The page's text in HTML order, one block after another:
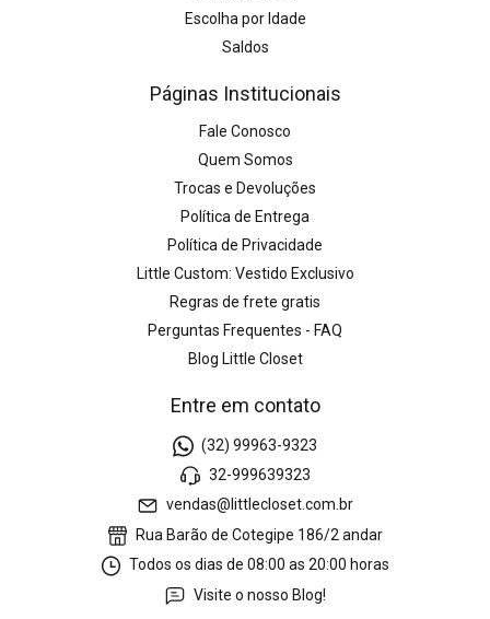
Escolha por Idade
Saldos
Páginas Institucionais
Fale Conosco
Quem Somos
Trocas e Devoluções
Política de Entrega
Política de Privacidade
Little Custom: Vestido Exclusivo
Regras de frete gratis
Perguntas Frequentes - FAQ
Blog Little Closet
Entre em contato
(32) 99963-9323
32-999639323
vendas@littlecloset.com.br
Rua Barão de Cotegipe 186/2 andar
Todos os dias de 08:00 as 20:00 horas
Visite o nosso Blog!